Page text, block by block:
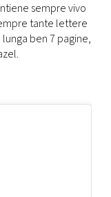
sempre vivo
tante lettere
ben 7 pagine,